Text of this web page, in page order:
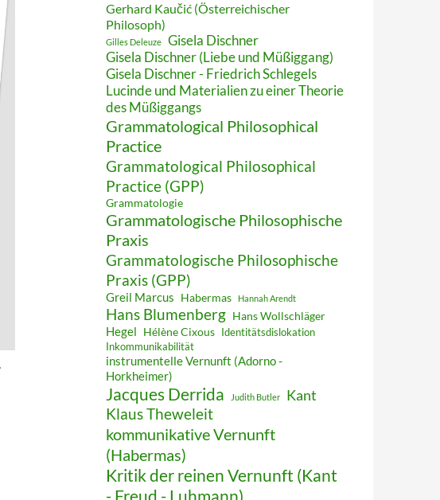
Gerhard Kaučić (Österreichischer
Philosoph)
Gilles Deleuze
Gisela Dischner
Gisela Dischner (Liebe und Müßiggang)
Gisela Dischner - Friedrich Schlegels
Lucinde und Materialien zu einer Theorie
des Müßiggangs
Grammatological Philosophical
Practice
Grammatological Philosophical
Practice (GPP)
Grammatologie
Grammatologische Philosophische
Praxis
Grammatologische Philosophische
Praxis (GPP)
Greil Marcus Habermas Hannah Arendt
Hans Blumenberg Hans Wollschläger
Hegel Hélène Cixous Identitätsdislokation
Inkommunikabilität
instrumentelle Vernunft (Adorno -
Horkheimer)
Jacques Derrida Judith Butler Kant
Klaus Theweleit
kommunikative Vernunft
(Habermas)
Kritik der reinen Vernunft (Kant
- Freud - Luhmann)